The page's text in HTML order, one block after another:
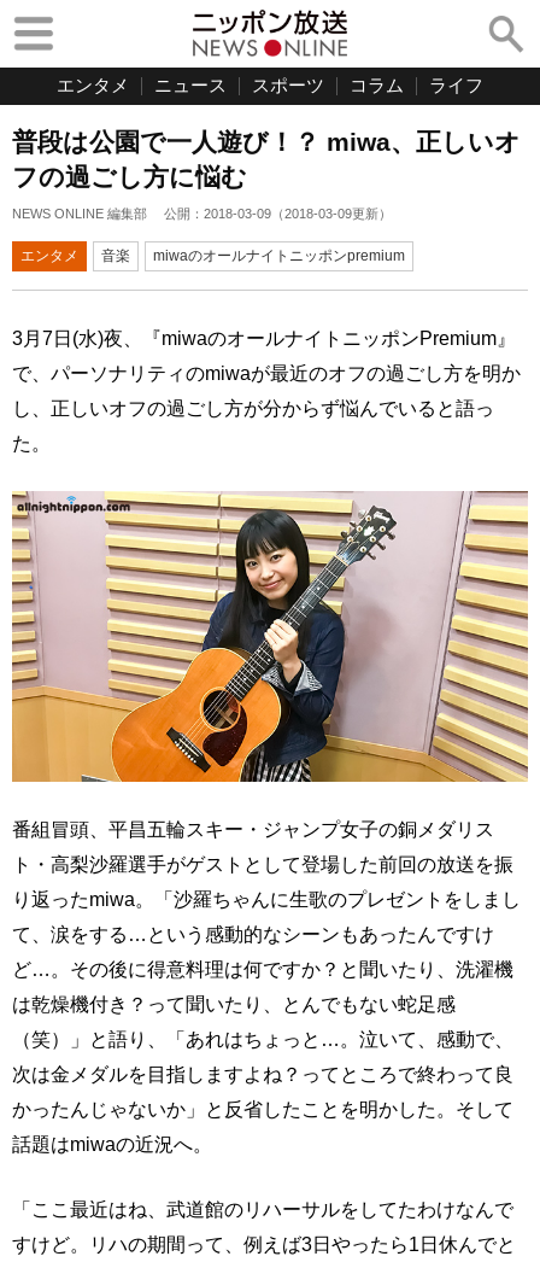
エンタメ ニュース スポーツ コラム ライフ
普段は公園で一人遊び！？ miwa、正しいオ
フの過ごし方に悩む
NEWS ONLINE 編集部 公開： 2018-03-09 （2018-03-09更新）
エンタメ 音楽 miwaのオールナイトニッポンpremium
3月7日(水)夜、『miwaのオールナイトニッポンPremium』
で、パーソナリティのmiwaが最近のオフの過ごし方を明か
し、正しいオフの過ごし方が分からず悩んでいると語っ
た。
番組冒頭、平昌五輪スキー・ジャンプ女子の銅メダリス
ト・高梨沙羅選手がゲストとして登場した前回の放送を振
り返ったmiwa。「沙羅ちゃんに生歌のプレゼントをしまし
て、涙をする…という感動的なシーンもあったんですけ
ど…。その後に得意料理は何ですか？と聞いたり、洗濯機
は乾燥機付き？って聞いたり、とんでもない蛇足感
（笑）」と語り、「あれはちょっと…。泣いて、感動で、
次は金メダルを目指しますよね？ってところで終わって良
かったんじゃないか」と反省したことを明かした。そして
話題はmiwaの近況へ。
「ここ最近はね、武道館のリハーサルをしてたわけなんで
すけど。リハの期間って、例えば3日やったら1日休んでと